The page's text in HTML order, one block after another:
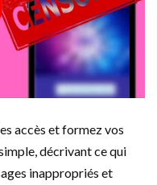
accès et formez vos
décrivant ce qui
inappropriés et